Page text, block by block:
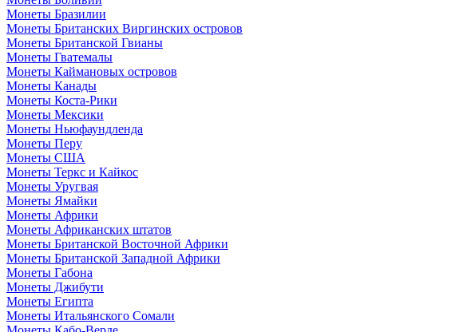
Монеты Бразилии
Монеты Британских Виргинских островов
Монеты Британской Гвианы
Монеты Гватемалы
Монеты Каймановых островов
Монеты Канады
Монеты Коста-Рики
Монеты Мексики
Монеты Ньюфаундленда
Монеты Перу
Монеты США
Монеты Теркс и Кайкос
Монеты Уругвая
Монеты Ямайки
Монеты Африки
Монеты Африканских штатов
Монеты Британской Восточной Африки
Монеты Британской Западной Африки
Монеты Габона
Монеты Джибути
Монеты Египта
Монеты Итальянского Сомали